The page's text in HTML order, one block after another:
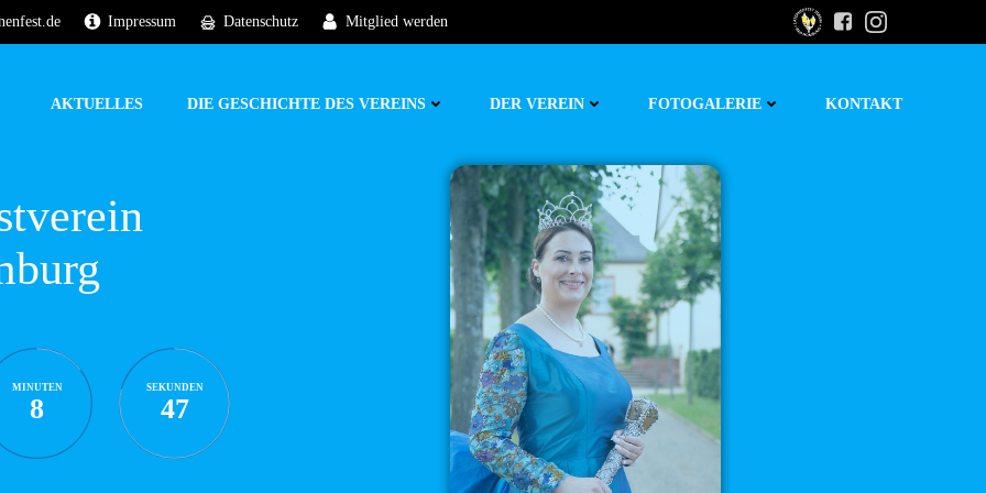
Impressum Datenschutz Mitglied werden
AKTUELLES DIE GESCHICHTE DES VEREINS DER VEREIN FOTOGALERIE KONTAKT
MINUTEN
8
SEKUNDEN
46